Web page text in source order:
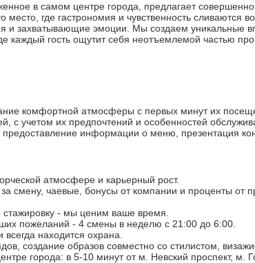
в самом центре города, предлагает
место, где гастрономия и чувственность сливаются
и захватывающие эмоции. Мы создаем уникальные
каждый гость ощутит себя неотъемлемой частью
комфортной атмосферы с первых минут их
с учетом их предпочтений и особенностей
информации о меню, презентация
атмосфере и карьерный рост.
за смену, чаевые, бонусы от компании и проценты от
- мы ценим ваше время.
пожеланий - 4 смены в неделю с 21:00 до 6:00.
находится охрана.
создание образов совместно со стилистом,
города: в 5-10 минут от м. Невский проспект, м.